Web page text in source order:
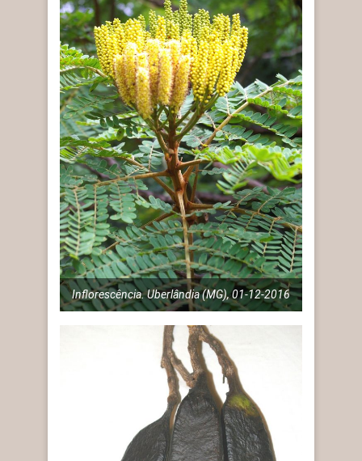
Inflorescência. Uberlândia (MG), 01-12-2016